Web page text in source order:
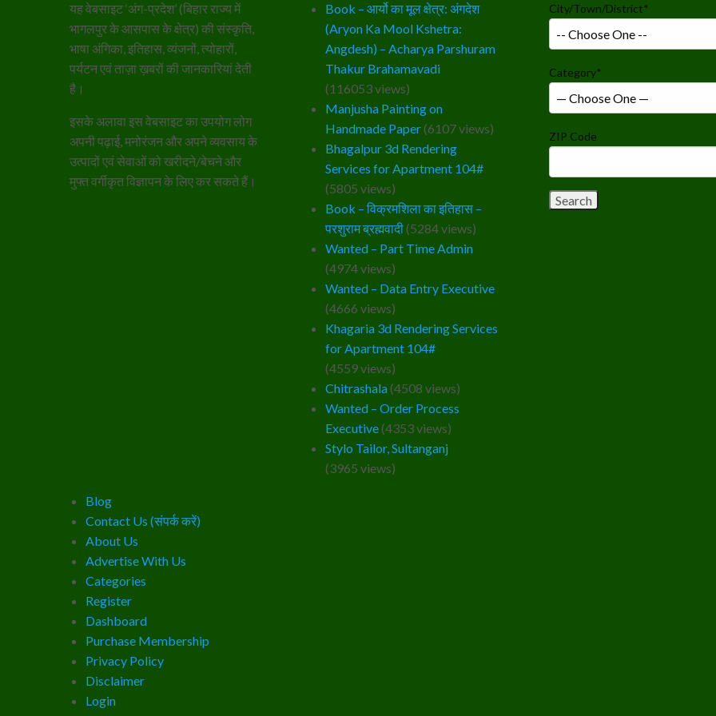
यह वेबसाइट ‘अंग-प्रदेश’ (बिहार राज्य में
भागलपुर के आसपास के क्षेत्र) की संस्कृति,
भाषा अंगिका, इतिहास, व्यंजनों, त्योहारों,
पर्यटन एवं ताज़ा ख़बरों की जानकारियां देती
है।
इसके अलावा इस वेबसाइट का उपयोग लोग
अपनी पढ़ाई, मनोरंजन और अपने व्यवसाय के
उत्पादों एवं सेवाओं को खरीदने/बेचने और
मुफ्त वर्गीकृत विज्ञापन के लिए कर सकते हैं।
Book – आर्यो का मूल क्षेत्र: अंगदेश
(Aryon Ka Mool Kshetra:
Angdesh) – Acharya Parshuram
Thakur Brahamavadi
(116053 views)
Manjusha Painting on
Handmade Paper(6107 views)
Bhagalpur 3d Rendering
Services for Apartment 104#
(5805 views)
Book – विक्रमशिला का इतिहास –
परशुराम ब्रह्मवादी(5284 views)
Wanted – Part Time Admin
(4974 views)
Wanted – Data Entry Executive
(4666 views)
Khagaria 3d Rendering Services
for Apartment 104#
(4559 views)
Chitrashala(4508 views)
Wanted – Order Process
Executive(4353 views)
Stylo Tailor, Sultanganj
(3965 views)
City/Town/District*
Category*
ZIP Code
Blog
Contact Us (संपर्क करें)
About Us
Advertise With Us
Categories
Register
Dashboard
Purchase Membership
Privacy Policy
Disclaimer
Login